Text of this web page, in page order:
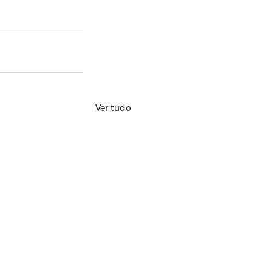
Ver tudo